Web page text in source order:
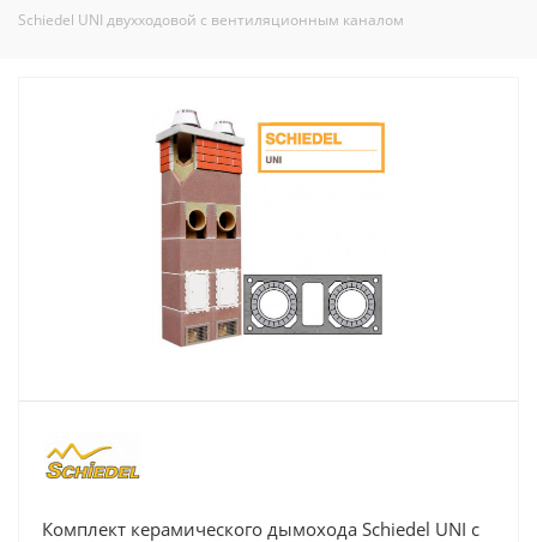
Schiedel UNI двухходовой с вентиляционным каналом
Комплект керамического дымохода Schiedel UNI с